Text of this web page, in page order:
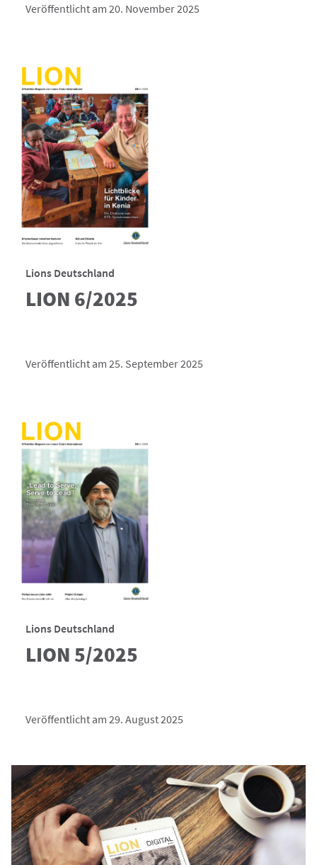
Veröffentlicht am 20. November 2025
Lions Deutschland
LION 6/2025
Veröffentlicht am 25. September 2025
Lions Deutschland
LION 5/2025
Veröffentlicht am 29. August 2025